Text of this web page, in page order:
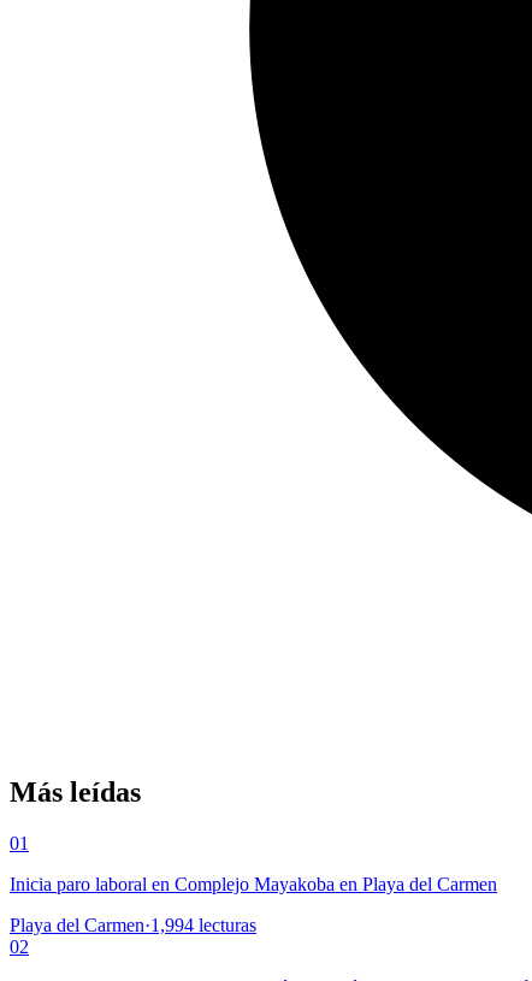
Más leídas
01
Inicia paro laboral en Complejo Mayakoba en Playa del Carmen
Playa del Carmen·1,994 lecturas
02